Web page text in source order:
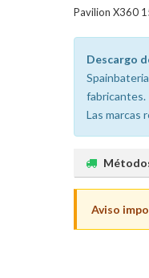
Pavilion X360
Descargo
fabricantes.
Las marcas
Aviso